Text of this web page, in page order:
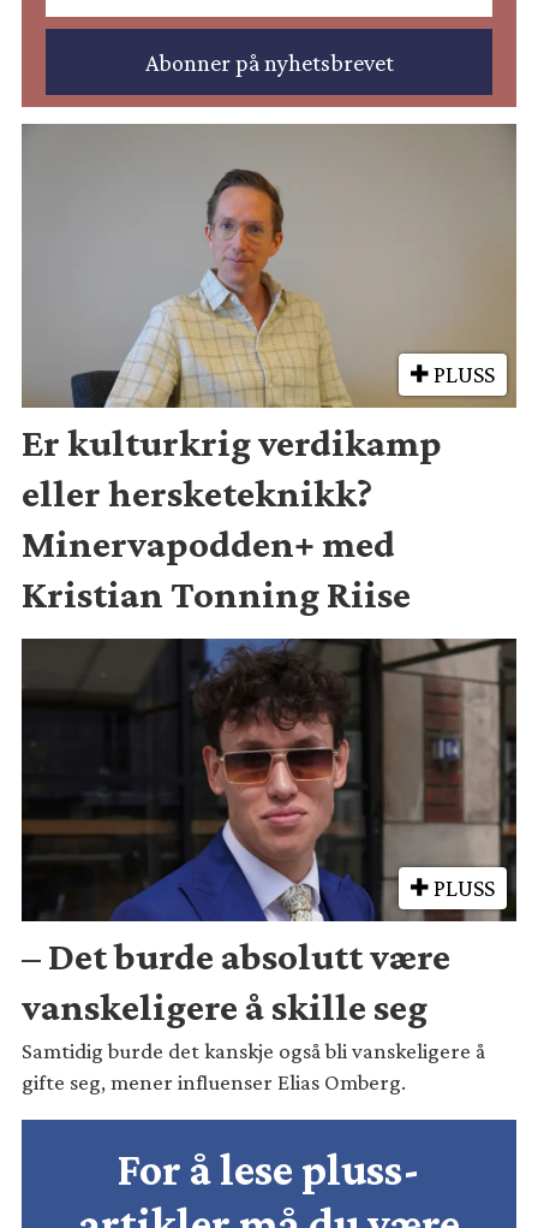
PLUSS
Er kulturkrig verdikamp
eller hersketeknikk?
Minervapodden+ med
Kristian Tonning Riise
PLUSS
– Det burde absolutt være
vanskeligere å skille seg
Samtidig burde det kanskje også bli vanskeligere å
gifte seg, mener influenser Elias Omberg.
For å lese pluss-